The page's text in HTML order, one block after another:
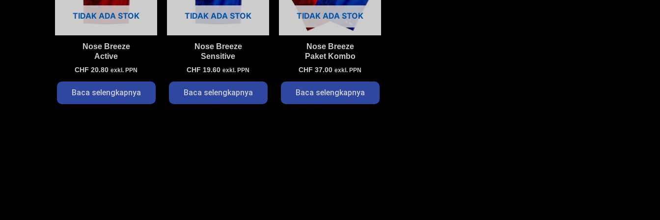
TIDAK ADA STOK
Nose Breeze
Active
CHF 20.80 exkl. PPN
Baca selengkapnya
TIDAK ADA STOK
Nose Breeze
Sensitive
CHF 19.60 exkl. PPN
Baca selengkapnya
TIDAK ADA STOK
Nose Breeze
Paket Kombo
CHF 37.00 exkl. PPN
Baca selengkapnya